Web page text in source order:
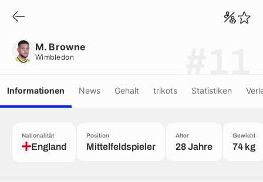
M. Browne
Wimbledon
Informationen News Gehalt trikots Statistiken
Nationalität
England
Position
Mittelfeldspieler
Alter
28 Jahre
Gewicht
74 kg